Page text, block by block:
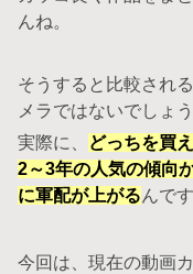
んね。
そうすると比較され
メラではないでしょう
実際に、
どっちを買
2～3年の人気の傾向
に軍配が上がるんです
今回は、現在の動画